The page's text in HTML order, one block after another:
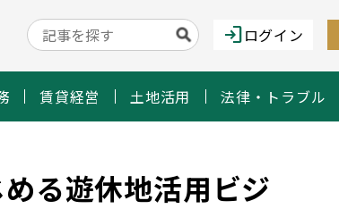
loginログイン
賃貸経営 土地活用 法律・トラブル
める遊休地活用ビジ